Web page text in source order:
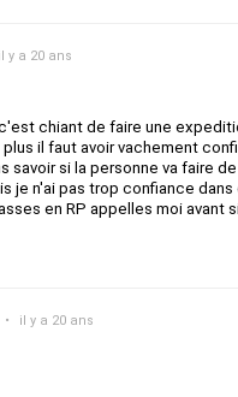
il y a 20 ans
chiant de faire une
plus il faut avoir vachement
savoir si la personne va faire
je n'ai pas trop confiance
en RP appelles moi avant
• il y a 20 ans